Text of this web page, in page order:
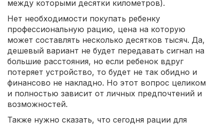
между которыми десятки километров).
Нет необходимости покупать ребенку
профессиональную рацию, цена на которую
может составлять несколько десятков тысяч. Да,
дешевый вариант не будет передавать сигнал на
большие расстояния, но если ребенок вдруг
потеряет устройство, то будет не так обидно и
финансово не накладно. Но этот вопрос целиком
и полностью зависит от личных предпочтений и
возможностей.
Также нужно сказать, что сегодня рации для